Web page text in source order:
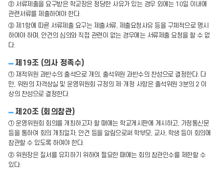
② 서류제출을 요구받은 학교장은 정당한 사유가 있는 경우 외에는 10일 이내에
관련서류를 제출하여야 한다.
③ 제1항에 따른 서류제출 요구는 제출서류, 제출요청사유 등을 구체적으로 명시
하여야 하며, 안건의 심의와 직접 관련이 없는 경우에는 서류제출 요청을 할 수 없
다.
제19조 (의사 정족수)
① 재적위원 과반수의 출석으로 개의, 출석위원 과반수의 찬성으로 결정한다. 다
만, 위원의 자격상실 및 운영위원회 규정의 제·개정 사항은 출석위원 3분의 2 이
상의 찬성으로 결정한다.
제20조 (회의참관)
① 운영위원회 회의를 개최하고자 할 때에는 학교게시판에 게시하고, 가정통신문
등을 통하여 회의 개최일자, 안건 등을 알림으로써 학부모, 교사, 학생 등이 회의에
참관할 수 있도록 하여야 한다.
② 위원장은 질서를 유지하기 위하여 필요한 때에는 회의 참관인수를 제한할 수
있다.